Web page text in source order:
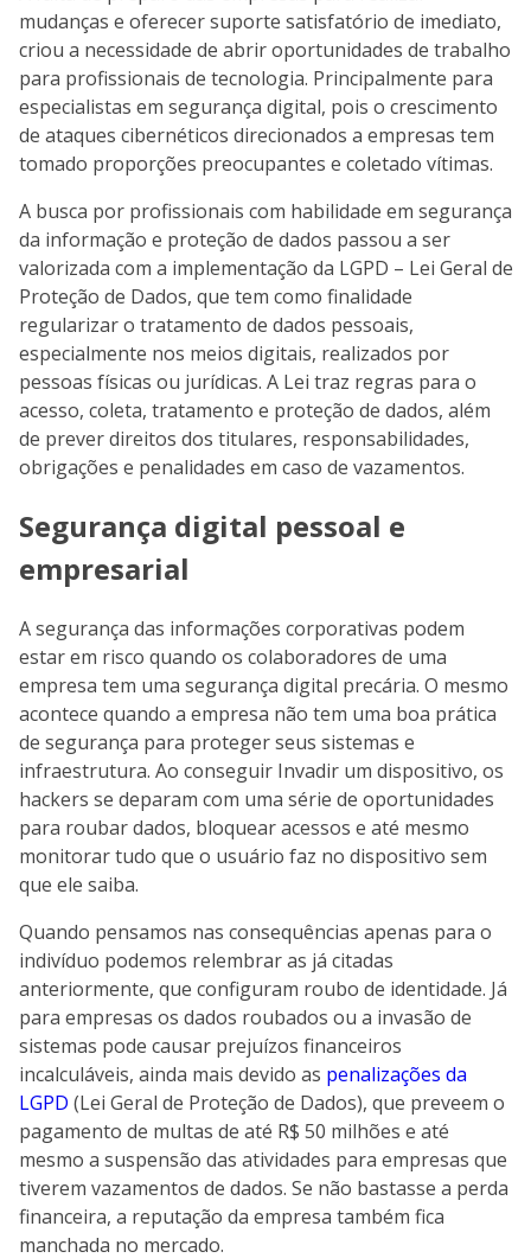
mudanças e oferecer suporte satisfatório de imediato,
criou a necessidade de abrir oportunidades de trabalho
para profissionais de tecnologia. Principalmente para
especialistas em segurança digital, pois o crescimento
de ataques cibernéticos direcionados a empresas tem
tomado proporções preocupantes e coletado vítimas.
A busca por profissionais com habilidade em segurança
da informação e proteção de dados passou a ser
valorizada com a implementação da LGPD – Lei Geral de
Proteção de Dados, que tem como finalidade
regularizar o tratamento de dados pessoais,
especialmente nos meios digitais, realizados por
pessoas físicas ou jurídicas. A Lei traz regras para o
acesso, coleta, tratamento e proteção de dados, além
de prever direitos dos titulares, responsabilidades,
obrigações e penalidades em caso de vazamentos.
Segurança digital pessoal e
empresarial
A segurança das informações corporativas podem
estar em risco quando os colaboradores de uma
empresa tem uma segurança digital precária. O mesmo
acontece quando a empresa não tem uma boa prática
de segurança para proteger seus sistemas e
infraestrutura. Ao conseguir Invadir um dispositivo, os
hackers se deparam com uma série de oportunidades
para roubar dados, bloquear acessos e até mesmo
monitorar tudo que o usuário faz no dispositivo sem
que ele saiba.
Quando pensamos nas consequências apenas para o
indivíduo podemos relembrar as já citadas
anteriormente, que configuram roubo de identidade. Já
para empresas os dados roubados ou a invasão de
sistemas pode causar prejuízos financeiros
incalculáveis, ainda mais devido as penalizações da
LGPD (Lei Geral de Proteção de Dados), que preveem o
pagamento de multas de até R$ 50 milhões e até
mesmo a suspensão das atividades para empresas que
tiverem vazamentos de dados. Se não bastasse a perda
financeira, a reputação da empresa também fica
manchada no mercado.